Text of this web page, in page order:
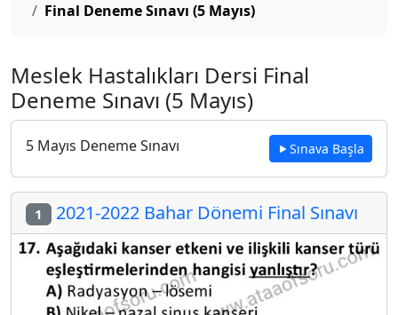
Final Deneme Sınavı (5 Mayıs)
Meslek Hastalıkları Dersi Final
Deneme Sınavı (5 Mayıs)
5 Mayıs Deneme Sınavı Sınava Başla
1 2021-2022 Bahar Dönemi Final Sınavı